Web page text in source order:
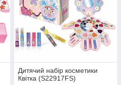
Дитячий набір косметики
Квітка (S22917FS)